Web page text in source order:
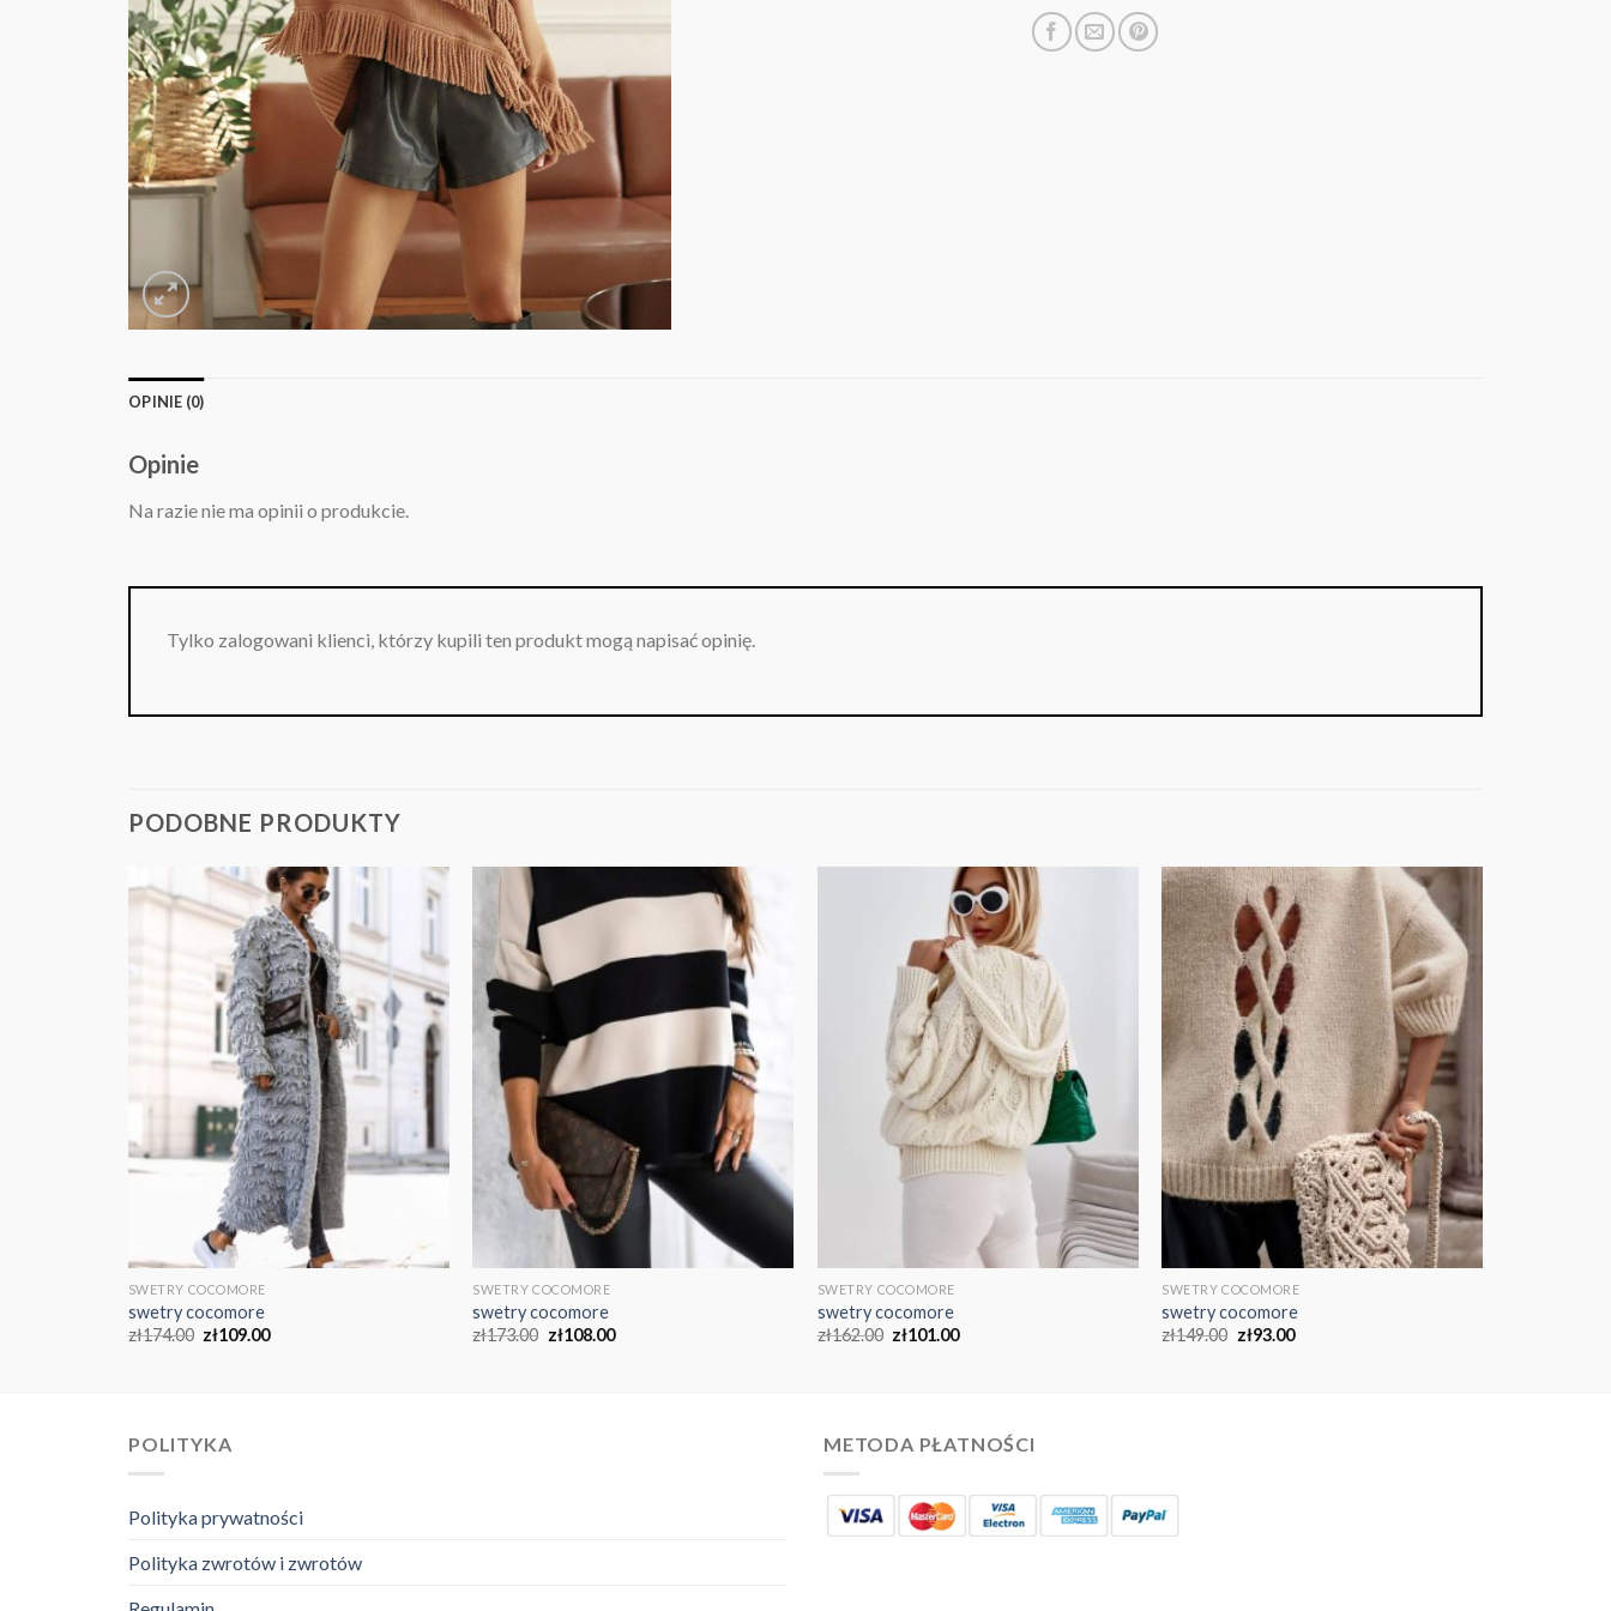
OPINIE (0)
Opinie
Na razie nie ma opinii o produkcie.
Tylko zalogowani klienci, którzy kupili ten produkt mogą napisać opinię.
PODOBNE PRODUKTY
SWETRY COCOMORE
swetry cocomore
zł174.00 zł109.00
SWETRY COCOMORE
swetry cocomore
zł173.00 zł108.00
SWETRY COCOMORE
swetry cocomore
zł162.00 zł101.00
SWETRY COCOMORE
swetry cocomore
zł149.00 zł93.00
POLITYKA
Polityka prywatności
Polityka zwrotów i zwrotów
METODA PŁATNOŚCI